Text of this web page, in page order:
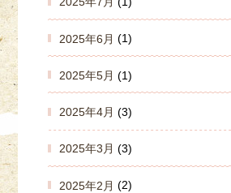
2025年6月 (1)
2025年5月 (1)
2025年4月 (3)
2025年3月 (3)
2025年2月 (2)